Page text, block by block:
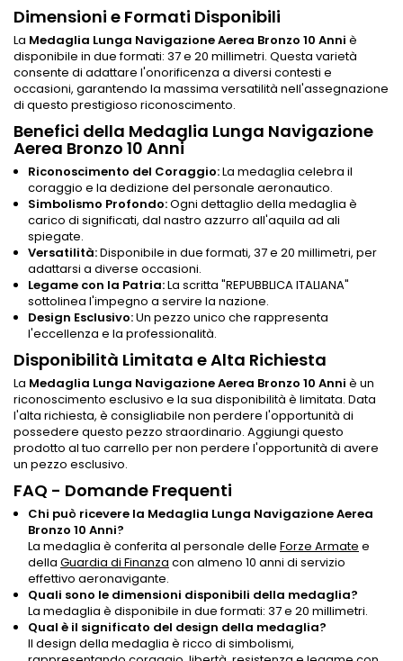
Dimensioni e Formati Disponibili
La Medaglia Lunga Navigazione Aerea Bronzo 10 Anni è
disponibile in due formati: 37 e 20 millimetri. Questa varietà
consente di adattare l'onorificenza a diversi contesti e
occasioni, garantendo la massima versatilità nell'assegnazione
di questo prestigioso riconoscimento.
Benefici della Medaglia Lunga Navigazione
Aerea Bronzo 10 Anni
Riconoscimento del Coraggio:La medaglia celebra il
coraggio e la dedizione del personale aeronautico.
Simbolismo Profondo:Ogni dettaglio della medaglia è
carico di significati, dal nastro azzurro all'aquila ad ali
spiegate.
Versatilità:Disponibile in due formati, 37 e 20 millimetri, per
adattarsi a diverse occasioni.
Legame con la Patria:La scritta "REPUBBLICA ITALIANA"
sottolinea l'impegno a servire la nazione.
Design Esclusivo:Un pezzo unico che rappresenta
l'eccellenza e la professionalità.
Disponibilità Limitata e Alta Richiesta
La Medaglia Lunga Navigazione Aerea Bronzo 10 Anni è un
riconoscimento esclusivo e la sua disponibilità è limitata. Data
l'alta richiesta, è consigliabile non perdere l'opportunità di
possedere questo pezzo straordinario. Aggiungi questo
prodotto al tuo carrello per non perdere l'opportunità di avere
un pezzo esclusivo.
FAQ - Domande Frequenti
Chi può ricevere la Medaglia Lunga Navigazione Aerea
Bronzo 10 Anni?
La medaglia è conferita al personale delle Forze Armate e
della Guardia di Finanza con almeno 10 anni di servizio
effettivo aeronavigante.
Quali sono le dimensioni disponibili della medaglia?
La medaglia è disponibile in due formati: 37 e 20 millimetri.
Qual è il significato del design della medaglia?
Il design della medaglia è ricco di simbolismi,